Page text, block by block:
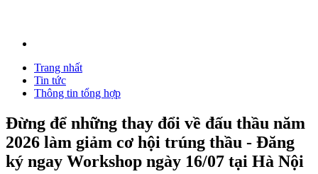
Trang nhất
Tin tức
Thông tin tổng hợp
Đừng để những thay đổi về đấu thầu năm
2026 làm giảm cơ hội trúng thầu - Đăng
ký ngay Workshop ngày 16/07 tại Hà Nội